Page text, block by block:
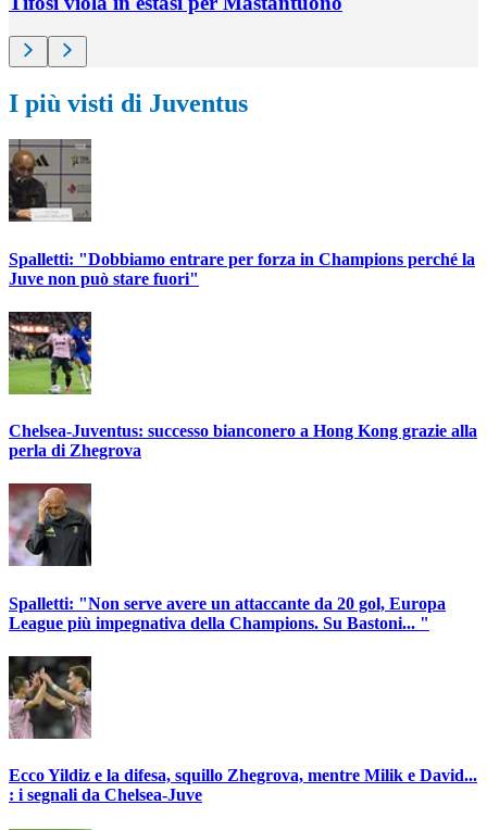
I più visti di Juventus
Spalletti: "Dobbiamo entrare per forza in Champions perché la
Juve non può stare fuori"
Chelsea-Juventus: successo bianconero a Hong Kong grazie alla
perla di Zhegrova
Spalletti: "Non serve avere un attaccante da 20 gol, Europa
League più impegnativa della Champions. Su Bastoni... "
Ecco Yildiz e la difesa, squillo Zhegrova, mentre Milik e David...
: i segnali da Chelsea-Juve